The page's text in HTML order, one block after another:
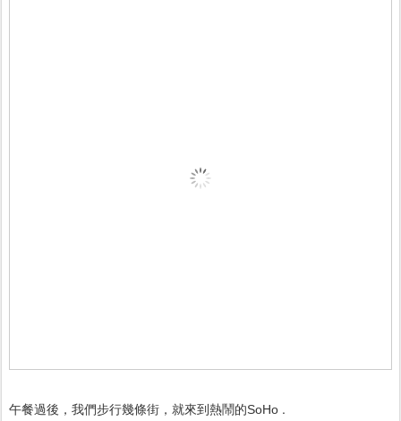
午餐過後，我們步行幾條街，就來到熱鬧的SoHo .